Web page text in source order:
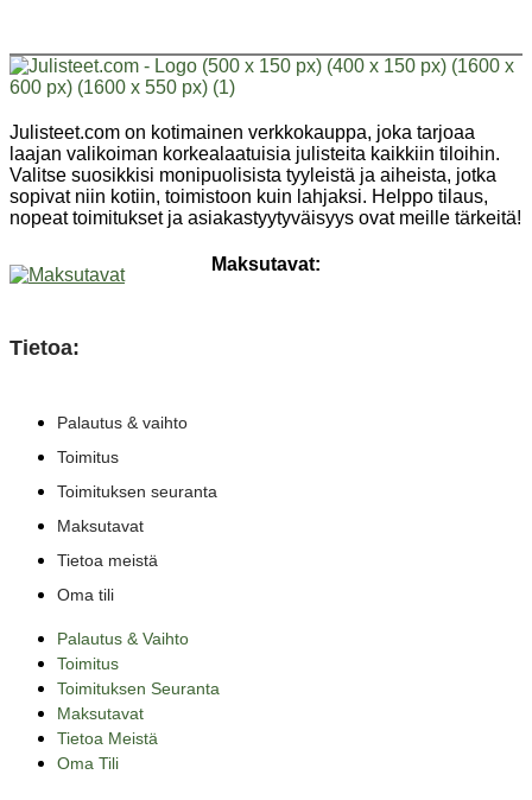
useampi
muunnelma.
Voit
valinnat
tuotteen
sivulla.
tehdä
valinnat
sivulla.
tehdä
sivulla.
Voit
sivulla.
Julisteet.com on kotimainen verkkokauppa, joka tarjoaa
laajan valikoiman korkealaatuisia julisteita kaikkiin tiloihin.
Valitse suosikkisi monipuolisista tyyleistä ja aiheista, jotka
sopivat niin kotiin, toimistoon kuin lahjaksi. Helppo tilaus,
nopeat toimitukset ja asiakastyytyväisyys ovat meille tärkeitä!
Maksutavat:
Tietoa:
Palautus & vaihto
Toimitus
Toimituksen seuranta
Maksutavat
Tietoa meistä
Oma tili
Palautus & Vaihto
Toimitus
Toimituksen Seuranta
Maksutavat
Tietoa Meistä
Oma Tili